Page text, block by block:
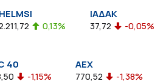
ΙΑΔΑΚ
37,72 -0,05%
MXGRR
5.986,38
AEX
770,52 -1,38% 8.783,40